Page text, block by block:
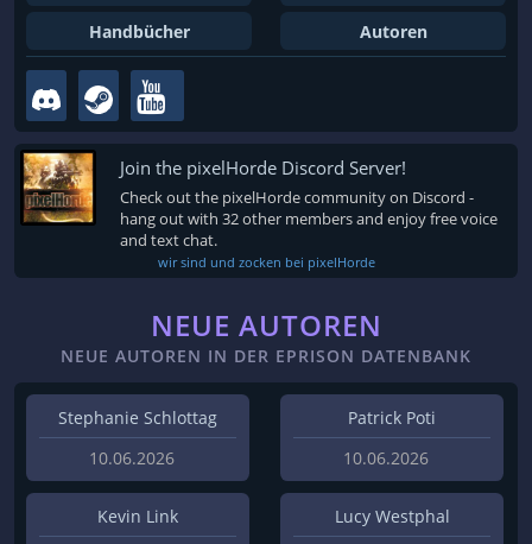
Handbücher
Autoren
Join the pixelHorde Discord Server!
Check out the pixelHorde community on Discord -
hang out with 32 other members and enjoy free voice
and text chat.
wir sind und zocken bei pixelHorde
NEUE AUTOREN
NEUE AUTOREN IN DER EPRISON DATENBANK
Stephanie Schlottag
10.06.2026
Patrick Poti
10.06.2026
Kevin Link
Lucy Westphal